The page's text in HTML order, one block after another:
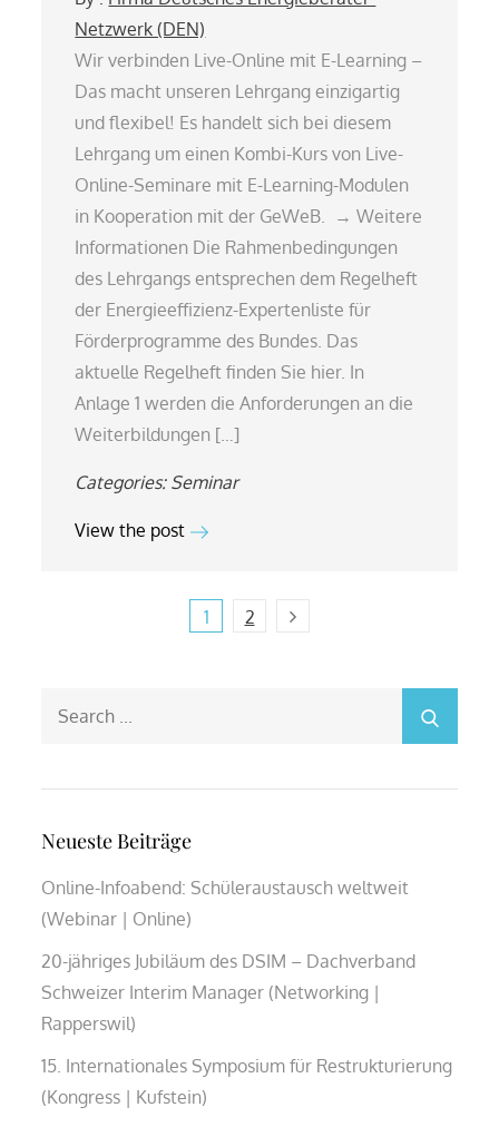
Netzwerk (DEN)
Wir verbinden Live-Online mit E-Learning –
Das macht unseren Lehrgang einzigartig
und flexibel! Es handelt sich bei diesem
Lehrgang um einen Kombi-Kurs von Live-
Online-Seminare mit E-Learning-Modulen
in Kooperation mit der GeWeB. → Weitere
Informationen Die Rahmenbedingungen
des Lehrgangs entsprechen dem Regelheft
der Energieeffizienz-Expertenliste für
Förderprogramme des Bundes. Das
aktuelle Regelheft finden Sie hier. In
Anlage 1 werden die Anforderungen an die
Weiterbildungen […]
Categories: Seminar
View the post
Beitragsnavigation
1 2 Next
Neueste Beiträge
Online-Infoabend: Schüleraustausch weltweit
(Webinar | Online)
20-jähriges Jubiläum des DSIM – Dachverband
Schweizer Interim Manager (Networking |
Rapperswil)
15. Internationales Symposium für Restrukturierung
(Kongress | Kufstein)